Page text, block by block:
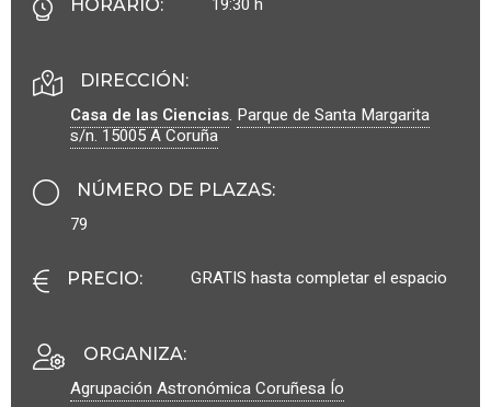
HORARIO:
DIRECCIÓN:
Casa de las Ciencias. Parque de Santa Margarita
s/n.15005A Coruña
NÚMERO DE PLAZAS:
79
PRECIO: GRATIS hasta completar el espacio
ORGANIZA:
Agrupación Astronómica Coruñesa Ío